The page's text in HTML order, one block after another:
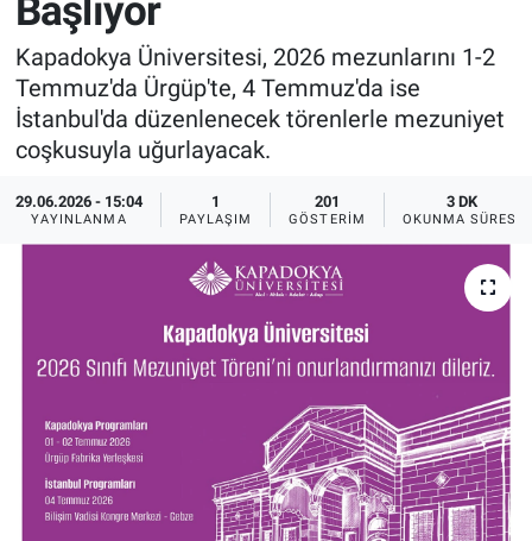
Başlıyor
Kapadokya Üniversitesi, 2026 mezunlarını 1-2
Temmuz'da Ürgüp'te, 4 Temmuz'da ise
İstanbul'da düzenlenecek törenlerle mezuniyet
coşkusuyla uğurlayacak.
29.06.2026 - 15:04
YAYINLANMA
1
PAYLAŞIM
201
GÖSTERIM
3 DK
OKUNMA SÜRESI
Sağlık
Yerel
Genel
Asayiş
İlan - Duyuru- Mesaj
Türkiye Gündemi
Sizden Gelenler
Yaşam
3.Sayfa
Medya
İlan - Duyuru- Mesaj
Türkiye Gündemi
Sizden Gelenler